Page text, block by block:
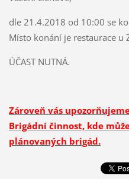
dle 21.4.2018 od 10:00 se
Místo konání je restaurace u
ÚČAST NUTNÁ.
Zároveň vás
Brigádní činnost, kde
plánovaných brigád.